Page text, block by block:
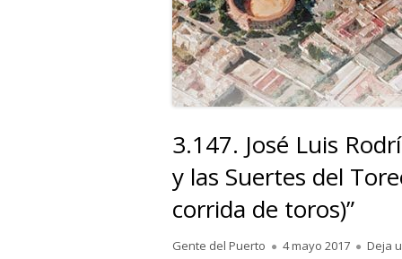
3.147. José Luis
y las Suertes del
corrida de toros)”
Autor
Gente del Puerto
Publicado
4 mayo 2017 Deja